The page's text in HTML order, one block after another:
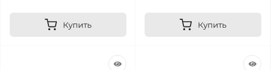
Купить Купить